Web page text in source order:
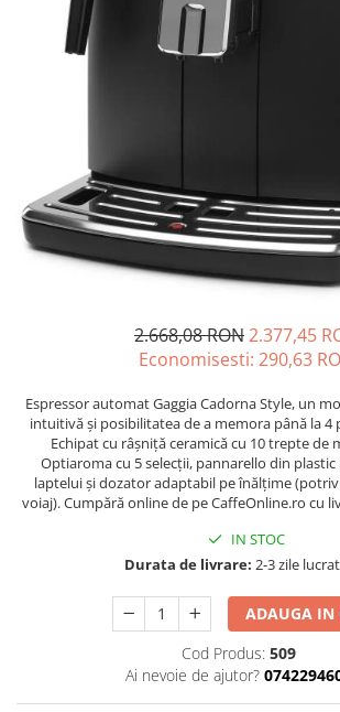
Rasnite
Complementare
Lattiere
Pahare de cafea
Palete cafea
Pliculete Zahar si Miere
Siropuri
Topping
Aparate SH
Stabilizatoare tensiune
Piese schimb espressoare
Accesorii si intretinere
2.668,08 RON2.377,45
Economisesti: 290,63
Espressor automat Gaggia Cadorna Style, un
intuitivă și posibilitatea de a memora până la
Echipat cu râșniță ceramică cu 10 trepte de
Optiaroma cu 5 selecții, pannarello din
laptelui și dozator adaptabil pe înălțime
voiaj). Cumpără online de pe CaffeOnline.ro cu
IN STOC
Durata de livrare: 2-3 zile
ADAUGA IN
Cod Produs: 509
Ai nevoie de ajutor?